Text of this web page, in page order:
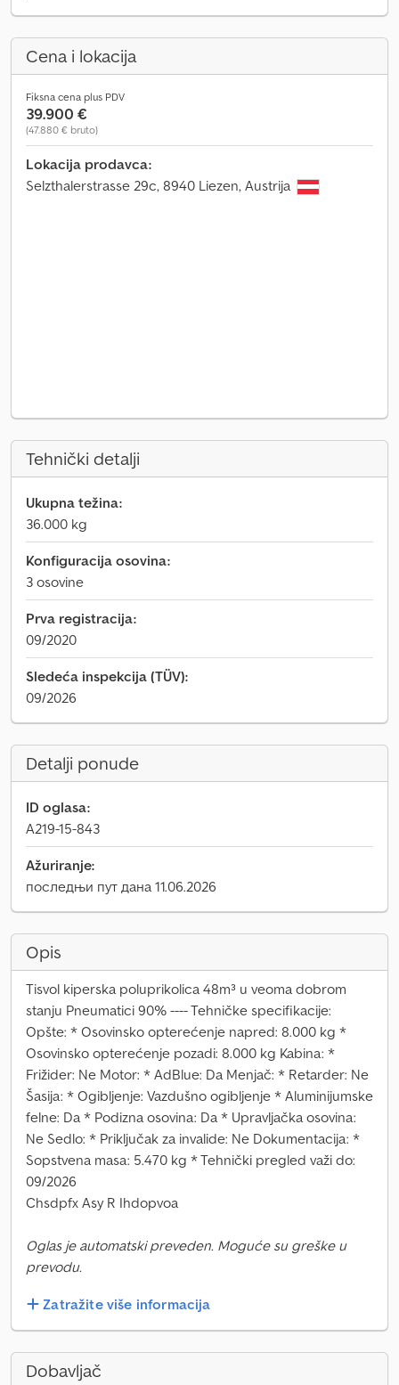
Cena i lokacija
Fiksna cena plus PDV
39.900 €
(47.880 € bruto)
Lokacija prodavca:
Selzthalerstrasse 29c, 8940 Liezen, Austrija
Tehnički detalji
Ukupna težina:
36.000 kg
Konfiguracija osovina:
3 osovine
Prva registracija:
09/2020
Sledeća inspekcija (TÜV):
09/2026
Detalji ponude
ID oglasa:
A219-15-843
Ažuriranje:
последњи пут дана 11.06.2026
Opis
Tisvol kiperska poluprikolica 48m³ u veoma dobrom
stanju Pneumatici 90% ---- Tehničke specifikacije:
Opšte: * Osovinsko opterećenje napred: 8.000 kg *
Osovinsko opterećenje pozadi: 8.000 kg Kabina: *
Frižider: Ne Motor: * AdBlue: Da Menjač: * Retarder: Ne
Šasija: * Ogibljenje: Vazdušno ogibljenje * Aluminijumske
felne: Da * Podizna osovina: Da * Upravljačka osovina:
Ne Sedlo: * Priključak za invalide: Ne Dokumentacija: *
Sopstvena masa: 5.470 kg * Tehnički pregled važi do:
09/2026
Chsdpfx Asy R Ihdopvoa
Oglas je automatski preveden. Moguće su greške u
prevodu.
Zatražite više informacija
Dobavljač